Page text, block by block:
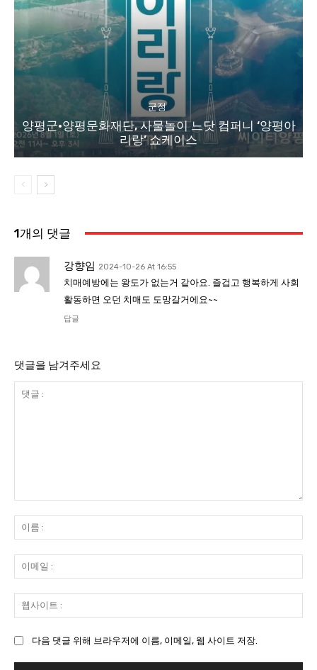
군정
양평군·양평문화재단, 사물놀이 느닷 컴퍼니 ‘양평아
리랑’ 쇼케이스
1개의 댓글
강향임 2024-10-26 At 16:55
치매예방에는 왕도가 없는거 같아요. 즐겁고 행복하게 사회
활동하면 오던 치매도 도망갈거에요~~
답글
댓글을 남겨주세요
:
름
:
메
일
사
:
다음 댓글 위해 브라우저에 이름, 이메일, 웹 사이트 저장.